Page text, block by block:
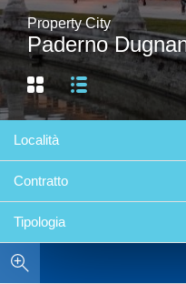
Property City
Paderno
Località
Contratto
Tipologia